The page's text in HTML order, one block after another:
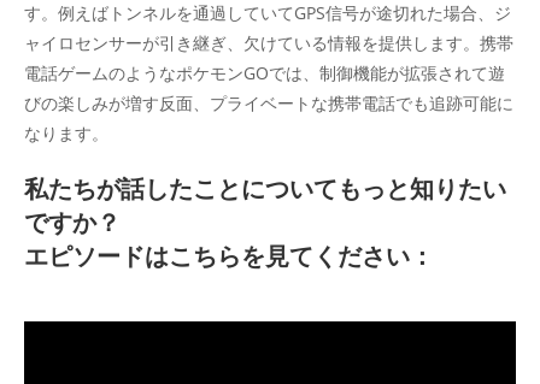
す。例えばトンネルを通過していてGPS信号が途切れた場合、ジ
ャイロセンサーが引き継ぎ、欠けている情報を提供します。携帯
電話ゲームのようなポケモンGOでは、制御機能が拡張されて遊
びの楽しみが増す反面、プライベートな携帯電話でも追跡可能に
なります。
私たちが話したことについてもっと知りたい
ですか？
エピソードはこちらを見てください：